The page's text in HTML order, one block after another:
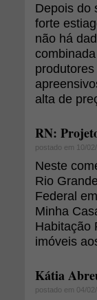
Depois do
forte
não há
alta de
RN:
postado em 10/
Neste
Rio
Federal
Minha
Habitação
imóveis
Kátia
postado em 04/